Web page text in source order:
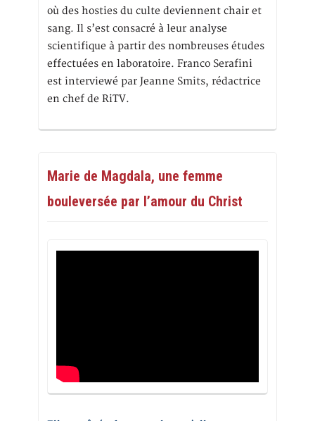
où des hosties du culte deviennent chair et
sang. Il s’est consacré à leur analyse
scientifique à partir des nombreuses études
effectuées en laboratoire. Franco Serafini
est interviewé par Jeanne Smits, rédactrice
en chef de RiTV.
Marie de Magdala, une femme
bouleversée par l’amour du Christ